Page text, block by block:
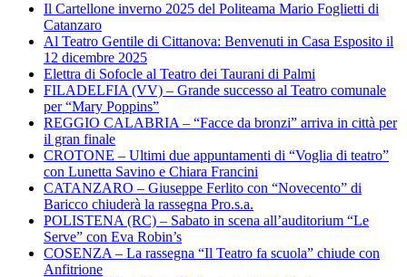
Il Cartellone inverno 2025 del Politeama Mario Foglietti di
Catanzaro
Al Teatro Gentile di Cittanova: Benvenuti in Casa Esposito il
12 dicembre 2025
Elettra di Sofocle al Teatro dei Taurani di Palmi
FILADELFIA (VV) – Grande successo al Teatro comunale
per “Mary Poppins”
REGGIO CALABRIA – “Facce da bronzi” arriva in città per
il gran finale
CROTONE – Ultimi due appuntamenti di “Voglia di teatro”
con Lunetta Savino e Chiara Francini
CATANZARO – Giuseppe Ferlito con “Novecento” di
Baricco chiuderà la rassegna Pro.s.a.
POLISTENA (RC) – Sabato in scena all’auditorium “Le
Serve” con Eva Robin’s
COSENZA – La rassegna “Il Teatro fa scuola” chiude con
Anfitrione